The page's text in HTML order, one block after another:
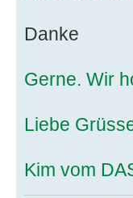
Danke
Gerne. Wir
Liebe
Kim vom